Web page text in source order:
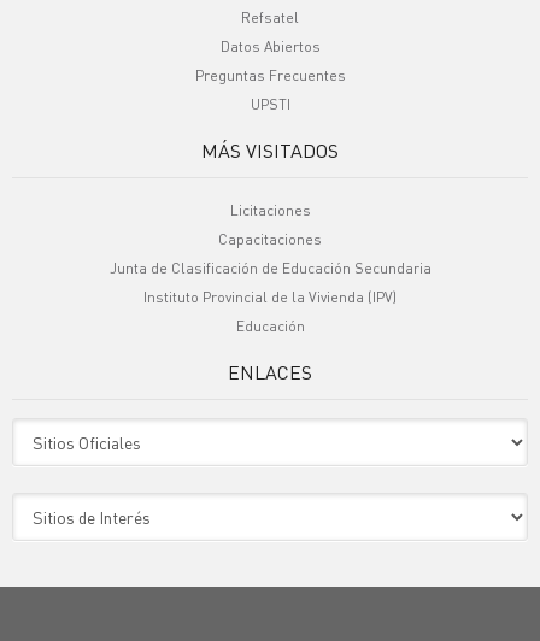
Refsatel
Datos Abiertos
Preguntas Frecuentes
UPSTI
MÁS VISITADOS
Licitaciones
Capacitaciones
Junta de Clasificación de Educación Secundaria
Instituto Provincial de la Vivienda (IPV)
Educación
ENLACES